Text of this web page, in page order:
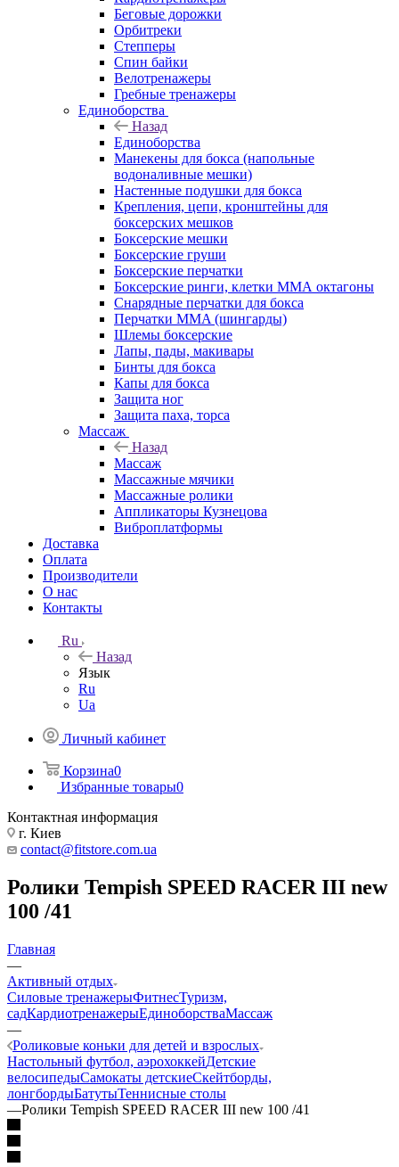
Беговые дорожки
Орбитреки
Степперы
Спин байки
Велотренажеры
Гребные тренажеры
Единоборства
Назад
Единоборства
Манекены для бокса (напольные
водоналивные мешки)
Настенные подушки для бокса
Крепления, цепи, кронштейны для
боксерских мешков
Боксерские мешки
Боксерские груши
Боксерские перчатки
Боксерские ринги, клетки ММА октагоны
Снарядные перчатки для бокса
Перчатки MMA (шингарды)
Шлемы боксерские
Лапы, пады, макивары
Бинты для бокса
Капы для бокса
Защита ног
Защита паха, торса
Массаж
Назад
Массаж
Массажные мячики
Массажные ролики
Аппликаторы Кузнецова
Виброплатформы
Доставка
Оплата
Производители
О нас
Контакты
Ru
Назад
Язык
Ru
Ua
Личный кабинет
Корзина0
Избранные товары0
Контактная информация
г. Киев
contact@fitstore.com.ua
Ролики Tempish SPEED RACER III new
100 /41
Главная
—
Активный отдых
Силовые тренажерыФитнесТуризм,
садКардиотренажерыЕдиноборстваМассаж
—
Роликовые коньки для детей и взрослых
Настольный футбол, аэрохоккейДетские
велосипедыСамокаты детскиеСкейтборды,
лонгбордыБатутыТеннисные столы
—Ролики Tempish SPEED RACER III new 100 /41